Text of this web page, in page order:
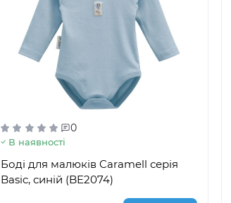
0
В наявності
Боді для малюків Caramell серія
Basic, синій (BE2074)